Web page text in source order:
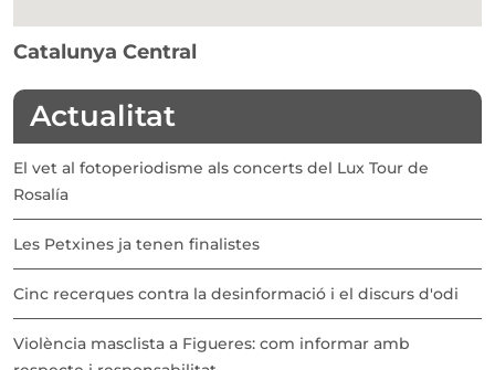
Catalunya Central
Actualitat
El vet al fotoperiodisme als concerts del Lux Tour de
Rosalía
Les Petxines ja tenen finalistes
Cinc recerques contra la desinformació i el discurs d'odi
Violència masclista a Figueres: com informar amb